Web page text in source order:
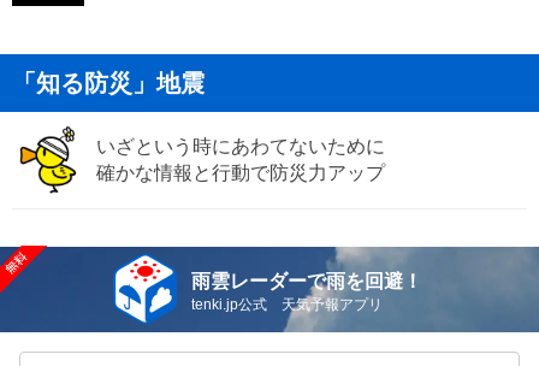
「知る防災」地震
いざという時にあわてないために
確かな情報と行動で防災力アップ
雨雲レーダーで雨を回避！
tenki.jp公式 天気予報アプリ